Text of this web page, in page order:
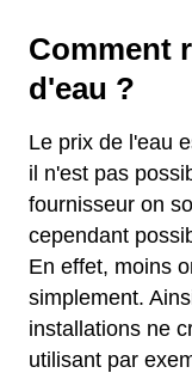
Comment
d'eau ?
Le prix de l'eau
il n'est pas
fournisseur on
cependant
En effet, moins
simplement.
installations ne
utilisant par